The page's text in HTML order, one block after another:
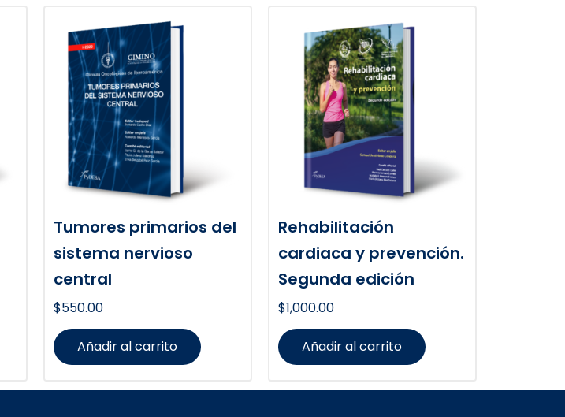
Tumores primarios del
sistema nervioso
central
$550.00
Añadir al carrito
Rehabilitación
cardiaca y prevención.
Segunda edición
$1,000.00
Añadir al carrito